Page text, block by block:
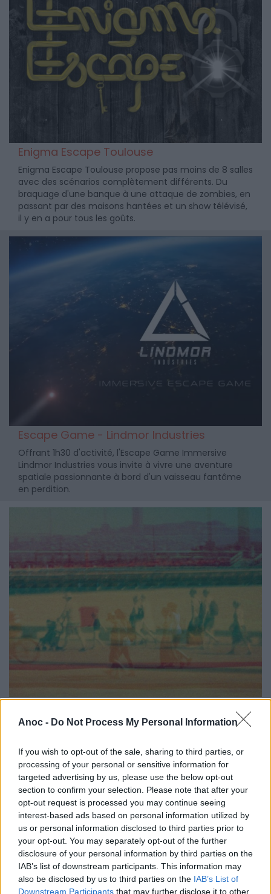
Anoc - Do Not Process My Personal Information
If you wish to opt-out of the sale, sharing to third parties, or
processing of your personal or sensitive information for
targeted advertising by us, please use the below opt-out
section to confirm your selection. Please note that after your
opt-out request is processed you may continue seeing
interest-based ads based on personal information utilized by
us or personal information disclosed to third parties prior to
your opt-out. You may separately opt-out of the further
disclosure of your personal information by third parties on the
IAB’s list of downstream participants. This information may
also be disclosed by us to third parties on the IAB’s List of
Downstream Participants that may further disclose it to other
Enigma Escape Toulouse
Enigma Escape Toulouse propose pas moins de 8 salles
avec des scénarios complètement différents. Du
braquage d'une banque à une attaque de zombies, en
passant par des maisons hantées et un show télévisé,
il y en a pour tous les goûts.
Escape Game - Lindmor Industries
Offrant 1h30 d'activité, l'Escape Game Immersive
Lindmor Industries vous invite à vivre une aventure
spatiale passionnante à bord d'un vaisseau fantôme
en perdition.
Le Festival Cinespaña vous invite chaque année depuis
cinéma espagnol à travers de nombreuses projections,
compétitions, hommages et séances spéciales
pendant 10 jours.